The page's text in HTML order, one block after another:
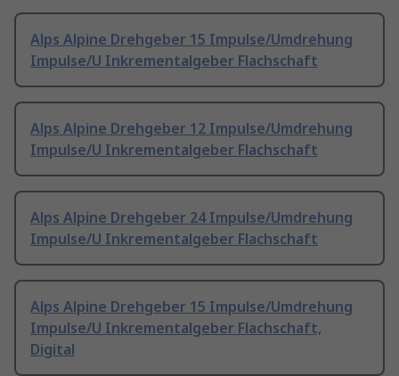
Alps Alpine Drehgeber 15 Impulse/Umdrehung
Impulse/U Inkrementalgeber Flachschaft
Alps Alpine Drehgeber 12 Impulse/Umdrehung
Impulse/U Inkrementalgeber Flachschaft
Alps Alpine Drehgeber 24 Impulse/Umdrehung
Impulse/U Inkrementalgeber Flachschaft
Alps Alpine Drehgeber 15 Impulse/Umdrehung
Impulse/U Inkrementalgeber Flachschaft,
Digital